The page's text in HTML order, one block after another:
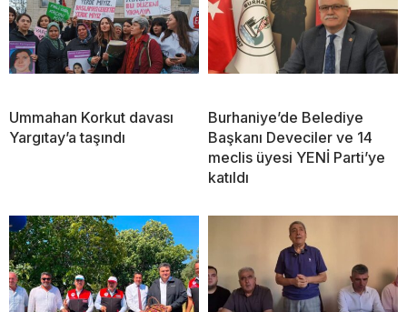
Ummahan Korkut davası
Yargıtay’a taşındı
Burhaniye’de Belediye
Başkanı Deveciler ve 14
meclis üyesi YENİ Parti’ye
katıldı